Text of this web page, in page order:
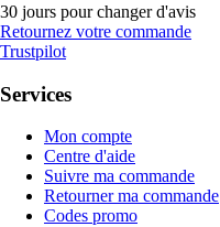
30 jours pour changer d'avis
Retournez votre commande
Trustpilot
Services
Mon compte
Centre d'aide
Suivre ma commande
Retourner ma commande
Codes promo